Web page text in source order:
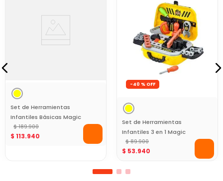
Set de Herramientas
Infantiles Básicas Magic
Play
$ 189.900
$ 113.940
-40 %
Set de Herramientas
Infantiles 3 en 1 Magic
Play
$ 89.900
$ 53.940